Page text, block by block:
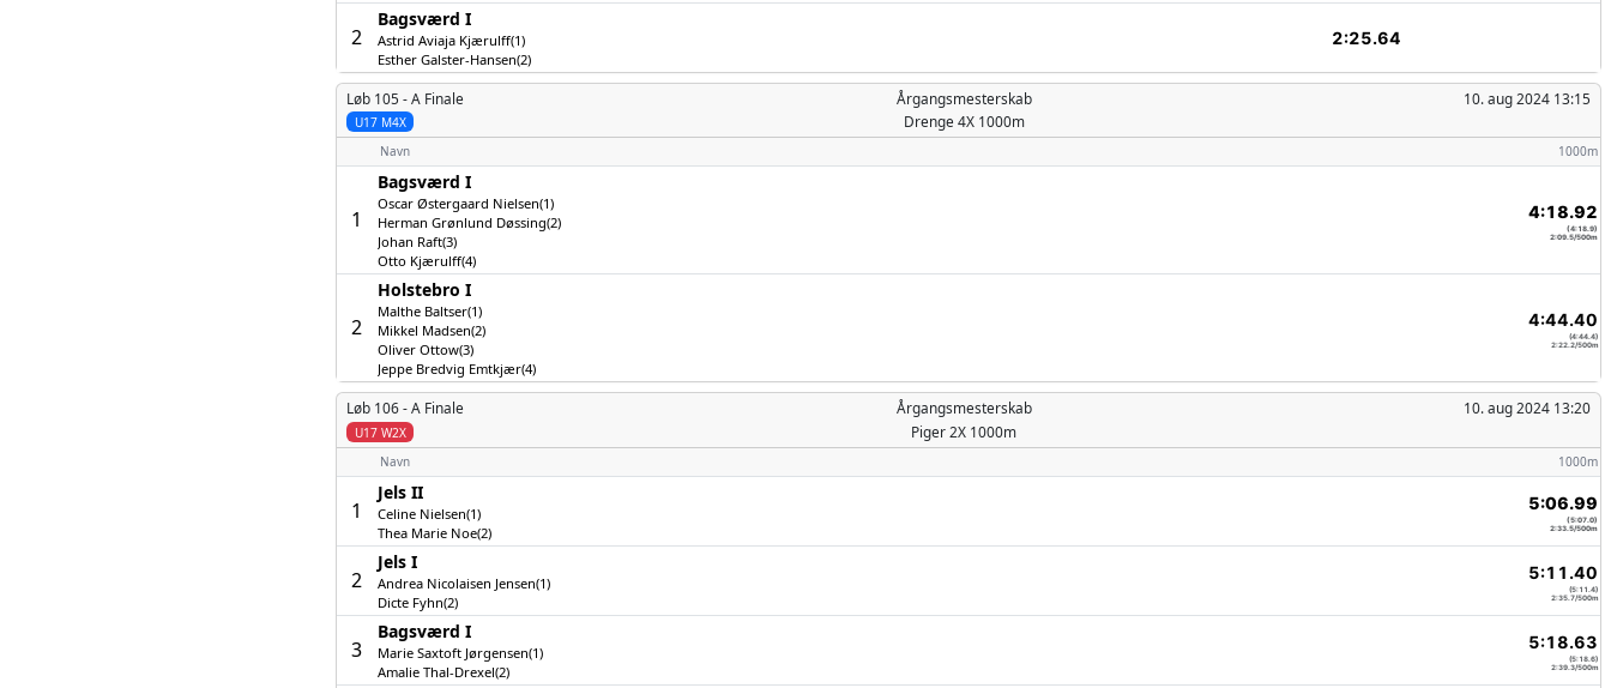
2
Bagsværd I
Astrid Aviaja Kjærulff(1)
Esther Galster-Hansen(2)
2:25.64
Løb 105 -A Finale Årgangsmesterskab 10. aug 2024 13:15
U17 M4X Drenge 4X 1000m
Navn 1000m
1
Bagsværd I
Oscar Østergaard Nielsen(1)
Herman Grønlund Døssing(2)
Johan Raft(3)
Otto Kjærulff(4)
4:18.92
(4:18.9)
2:09.5/500m
2
Holstebro I
Malthe Baltser(1)
Mikkel Madsen(2)
Oliver Ottow(3)
Jeppe Bredvig Emtkjær(4)
4:44.40
(4:44.4)
2:22.2/500m
Løb 106 -A Finale Årgangsmesterskab 10. aug 2024 13:20
U17 W2X Piger 2X 1000m
Navn 1000m
1
Jels II
Celine Nielsen(1)
Thea Marie Noe(2)
5:06.99
(5:07.0)
2:33.5/500m
2
Jels I
Andrea Nicolaisen Jensen(1)
Dicte Fyhn(2)
5:11.40
(5:11.4)
2:35.7/500m
3
Bagsværd I
Marie Saxtoft Jørgensen(1)
Amalie Thal-Drexel(2)
5:18.63
(5:18.6)
2:39.3/500m